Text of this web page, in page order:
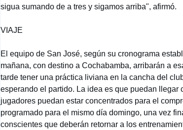
sigua sumando de a tres y sigamos arriba", afirmó.
VIAJE
El equipo de San José, según su cronograma
mañana, con destino a Cochabamba, arribarán a
tarde tener una práctica liviana en la cancha del
esperando el partido. La idea es que puedan llegar
jugadores puedan estar concentrados para el
programado para el mismo día domingo, una vez
conscientes que deberán retornar a los